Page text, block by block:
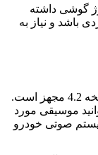
گوشی داشته
باشد و نیاز به
شارژر فندکی بیسوس CCTM-01 به بلوتوث نسخه 4.2 مجهز است.
موسیقی مورد
صوتی خودرو